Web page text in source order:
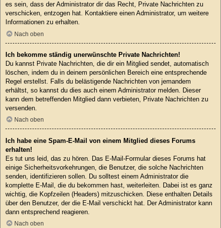
es sein, dass der Administrator dir das Recht, Private Nachrichten zu
verschicken, entzogen hat. Kontaktiere einen Administrator, um weitere
Informationen zu erhalten.
Nach oben
Ich bekomme ständig unerwünschte Private Nachrichten!
Du kannst Private Nachrichten, die dir ein Mitglied sendet, automatisch
löschen, indem du in deinem persönlichen Bereich eine entsprechende
Regel erstellst. Falls du belästigende Nachrichten von jemandem
erhältst, so kannst du dies auch einem Administrator melden. Dieser
kann dem betreffenden Mitglied dann verbieten, Private Nachrichten zu
versenden.
Nach oben
Ich habe eine Spam-E-Mail von einem Mitglied dieses Forums
erhalten!
Es tut uns leid, das zu hören. Das E-Mail-Formular dieses Forums hat
einige Sicherheitsvorkehrungen, die Benutzer, die solche Nachrichten
senden, identifizieren sollen. Du solltest einem Administrator die
komplette E-Mail, die du bekommen hast, weiterleiten. Dabei ist es ganz
wichtig, die Kopfzeilen (Headers) mitzuschicken. Diese enthalten Details
über den Benutzer, der die E-Mail verschickt hat. Der Administrator kann
dann entsprechend reagieren.
Nach oben